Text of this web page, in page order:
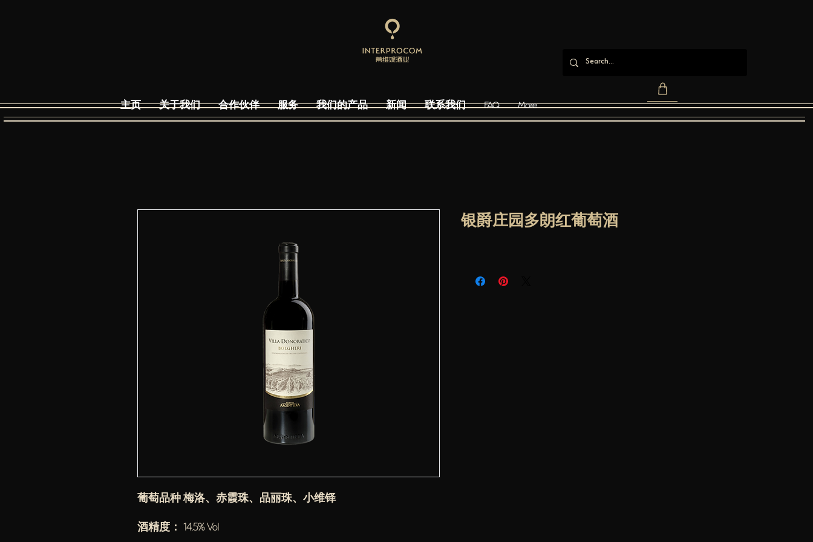
主页 关于我们 合作伙伴 服务 我们的产品 新闻 联系我们 FAQ More
葡萄品种 梅洛、赤霞珠、品丽珠、小维铎
酒精度： 14.5% Vol
银爵庄园多朗红葡萄酒